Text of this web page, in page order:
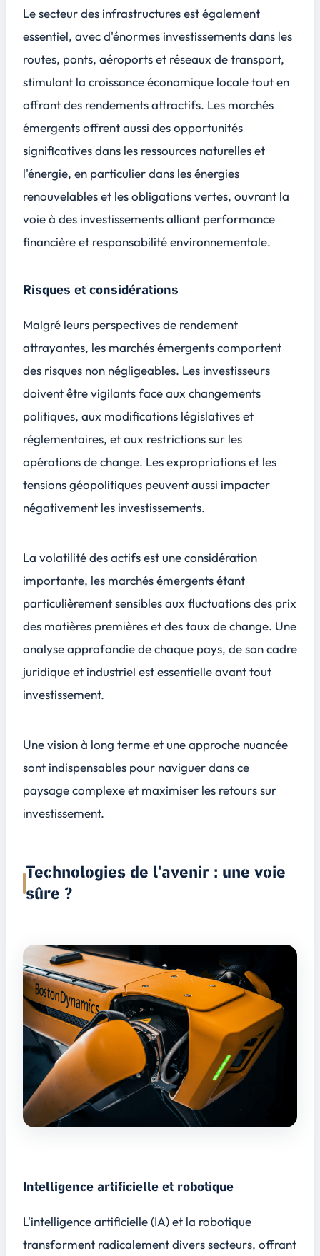
Le secteur des infrastructures est également
essentiel, avec d'énormes investissements dans les
routes, ponts, aéroports et réseaux de transport,
stimulant la croissance économique locale tout en
offrant des rendements attractifs. Les marchés
émergents offrent aussi des opportunités
significatives dans les ressources naturelles et
l'énergie, en particulier dans les énergies
renouvelables et les obligations vertes, ouvrant la
voie à des investissements alliant performance
financière et responsabilité environnementale.
Risques et considérations
Malgré leurs perspectives de rendement
attrayantes, les marchés émergents comportent
des risques non négligeables. Les investisseurs
doivent être vigilants face aux changements
politiques, aux modifications législatives et
réglementaires, et aux restrictions sur les
opérations de change. Les expropriations et les
tensions géopolitiques peuvent aussi impacter
négativement les investissements.
La volatilité des actifs est une considération
importante, les marchés émergents étant
particulièrement sensibles aux fluctuations des prix
des matières premières et des taux de change. Une
analyse approfondie de chaque pays, de son cadre
juridique et industriel est essentielle avant tout
investissement.
Une vision à long terme et une approche nuancée
sont indispensables pour naviguer dans ce
paysage complexe et maximiser les retours sur
investissement.
Technologies de l'avenir : une voie
sûre ?
Intelligence artificielle et robotique
L'intelligence artificielle (IA) et la robotique
transforment radicalement divers secteurs, offrant